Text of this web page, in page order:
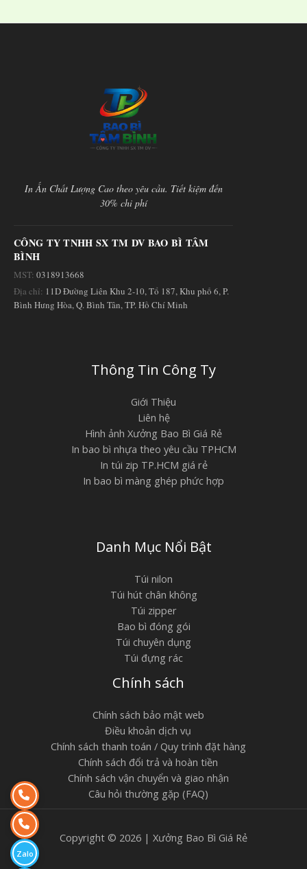
In Ấn Chất Lượng Cao theo yêu cầu. Tiết kiệm đến
30% chi phí
CÔNG TY TNHH SX TM DV BAO BÌ TÂM
BÌNH
MST: 0318913668
Địa chỉ: 11D Đường Liên Khu 2-10, Tổ 187, Khu phố 6, P.
Bình Hưng Hòa, Q. Bình Tân, TP. Hồ Chí Minh
Thông Tin Công Ty
Giới Thiệu
Liên hệ
Hình ảnh Xưởng Bao Bì Giá Rẻ
In bao bì nhựa theo yêu cầu TPHCM
In túi zip TP.HCM giá rẻ
In bao bì màng ghép phức hợp
Danh Mục Nổi Bật
Túi nilon
Túi hút chân không
Túi zipper
Bao bì đóng gói
Túi chuyên dụng
Túi đựng rác
Chính sách
Chính sách bảo mật web
Điều khoản dịch vụ
Chính sách thanh toán / Quy trình đặt hàng
Chính sách đổi trả và hoàn tiền
Chính sách vận chuyển và giao nhận
Câu hỏi thường gặp (FAQ)
Copyright © 2026 | Xưởng Bao Bì Giá Rẻ
Zalo